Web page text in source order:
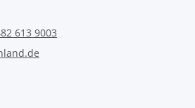
613 9003